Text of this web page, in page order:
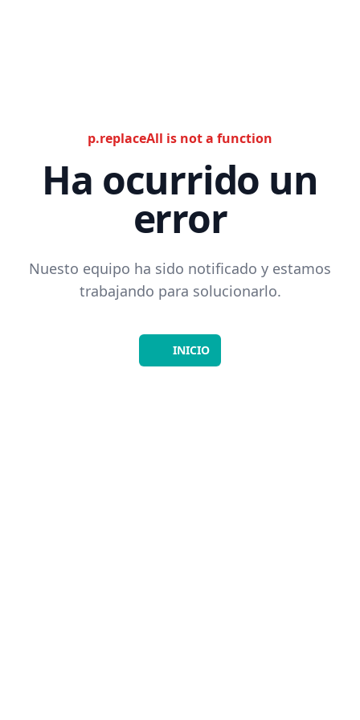
p.replaceAll is not a function
Ha ocurrido un
error
Nuesto equipo ha sido notificado y estamos
trabajando para solucionarlo.
INICIO